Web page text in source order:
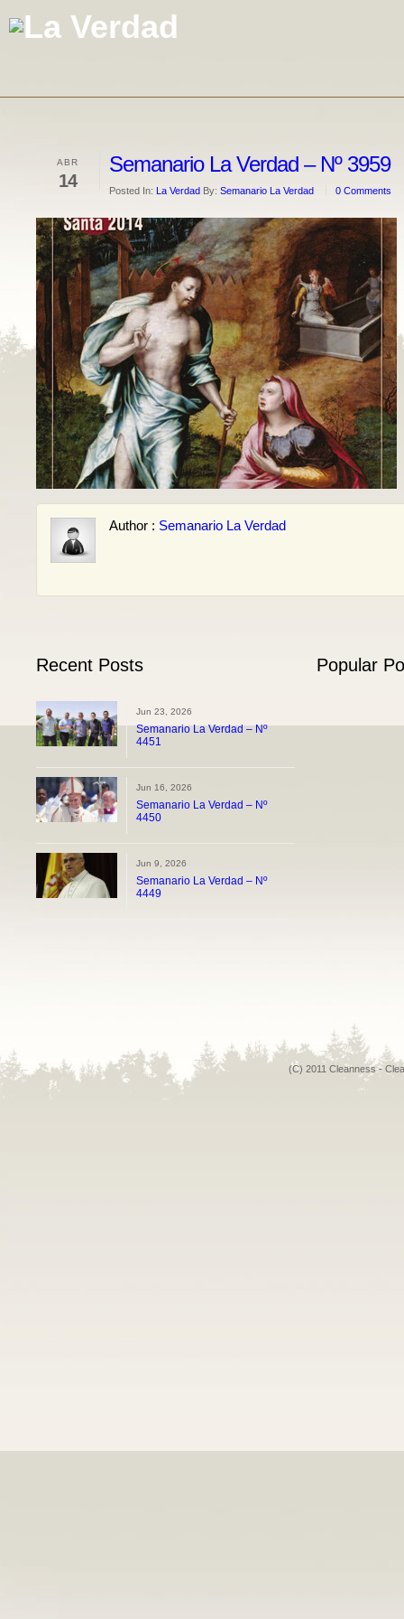
ABR
14
Semanario La Verdad – Nº 3959
Posted In: La Verdad By: Semanario La Verdad 0 Comments
Author : Semanario La Verdad
Recent Posts
Jun 23, 2026
Semanario La Verdad – Nº
4451
Jun 16, 2026
Semanario La Verdad – Nº
4450
Jun 9, 2026
Semanario La Verdad – Nº
4449
Popular
(C) 2011 Cleanness -